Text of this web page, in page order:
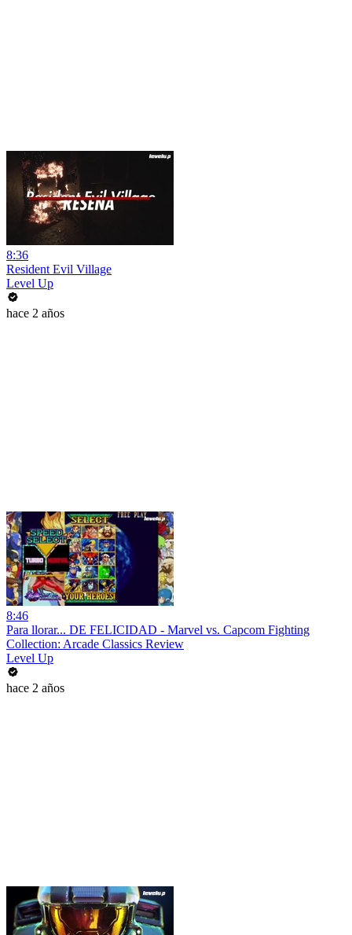
8:36
Resident Evil Village
Level Up
hace 2 años
8:46
Para llorar... DE FELICIDAD - Marvel vs. Capcom Fighting
Collection: Arcade Classics Review
Level Up
hace 2 años